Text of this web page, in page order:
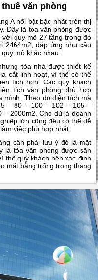
văn phòng
A nổi bật bậc nhất trên thị
Đây là tòa văn phòng được
quy mô 27 tầng trong đó
2464m2, đáp ứng nhu cầu
mô khác nhau.
tòa nhà được thiết kế
cắt linh hoạt, vì thế có thể
tích hơn. Các quý khách
tích văn phòng phù hợp
mình. Theo đó diện tích mà
– 80 – 100 – 102 – 105 –
– 2000m2. Cho dù là doanh
lớn cũng đều có thể dễ
việc phù hợp nhất.
cần phải lưu ý đó là mặt
là tòa văn phòng được săn
thế quý khách nên xác định
mặt bằng trống trong tháng